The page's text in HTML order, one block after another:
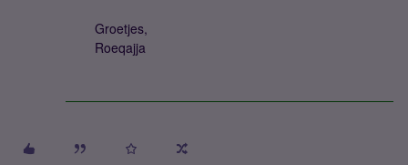
Groetjes,
Roeqajja